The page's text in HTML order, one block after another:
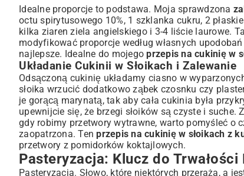
Idealne proporcje to podstawa. Moja sprawdzona
octu spirytusowego 10%, 1 szklanka cukru, 2
kilka ziaren ziela angielskiego i 3-4 liście laurowe.
modyfikować proporcje według własnych
najlepsze. Idealne do mojegoprzepis na cukinię w
Układanie Cukinii w Słoikach i Zalewanie
Odsączoną cukinię układamy ciasno w
słoika wrzucić dodatkowo ząbek czosnku czy
je gorącą marynatą, tak aby cała cukinia była
upewnijcie się, że brzegi słoików są czyste i
gdy robimy przetwory wytrawne, warto pomyśleć o
zaopatrzona. Tenprzepis na cukinię w słoikach z
przetwory z pomidorków koktajlowych.
Pasteryzacja: Klucz do
Pasteryzacja. Słowo, które niektórych przeraża, a